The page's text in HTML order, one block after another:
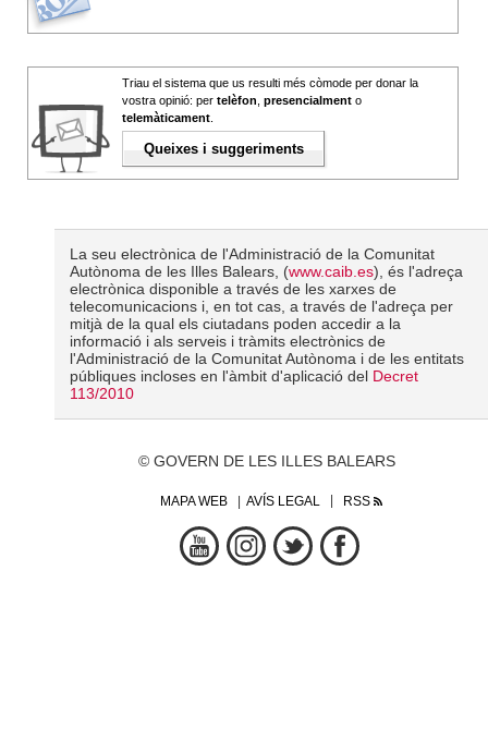
Triau el sistema que us resulti més còmode per donar la
vostra opinió: per telèfon presencialment o
telemàticament
Queixes i suggeriments
La seu electrònica de l'Administració de la Comunitat
Autònoma de les Illes Balears, (www.caib.es), és l'adreça
electrònica disponible a través de les xarxes de
telecomunicacions i, en tot cas, a través de l'adreça per
mitjà de la qual els ciutadans poden accedir a la
informació i als serveis i tràmits electrònics de
l'Administració de la Comunitat Autònoma i de les entitats
públiques incloses en l'àmbit d'aplicació del Decret
113/2010
© GOVERN DE LES ILLES BALEARS
MAPA WEB AVÍS LEGAL RSS